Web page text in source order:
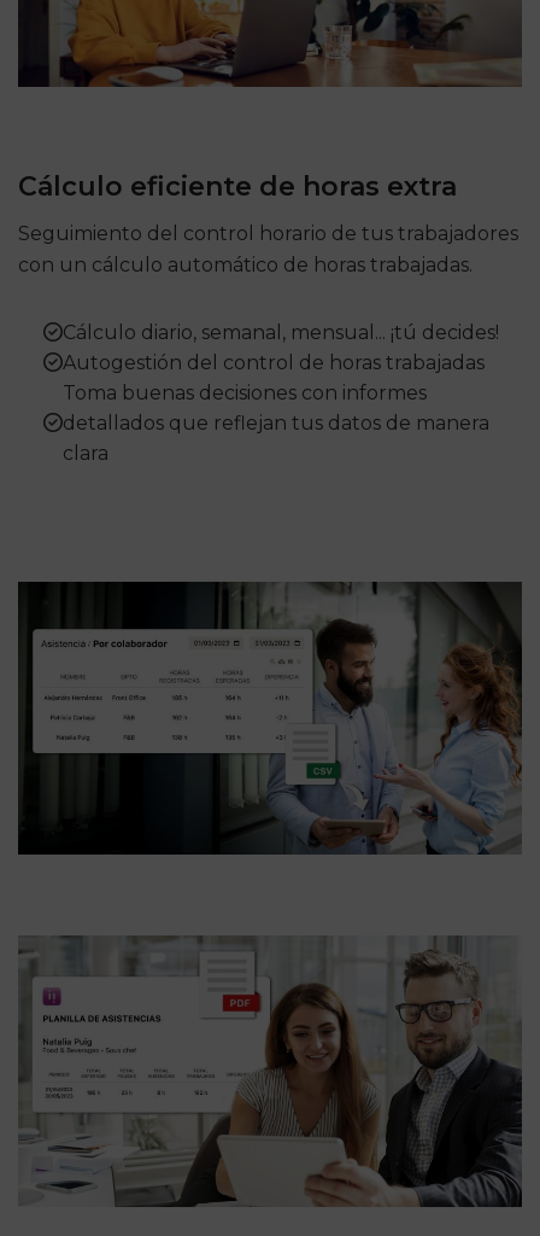
Cálculo eficiente de horas extra
Seguimiento del control horario de tus trabajadores
con un cálculo automático de horas trabajadas.
Cálculo diario, semanal, mensual... ¡tú decides!
Autogestión del control de horas trabajadas
Toma buenas decisiones con informes
detallados que reflejan tus datos de manera
clara